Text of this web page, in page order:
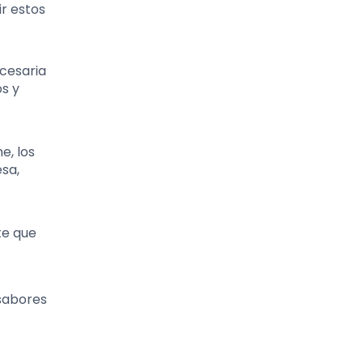
estos
y
los
que